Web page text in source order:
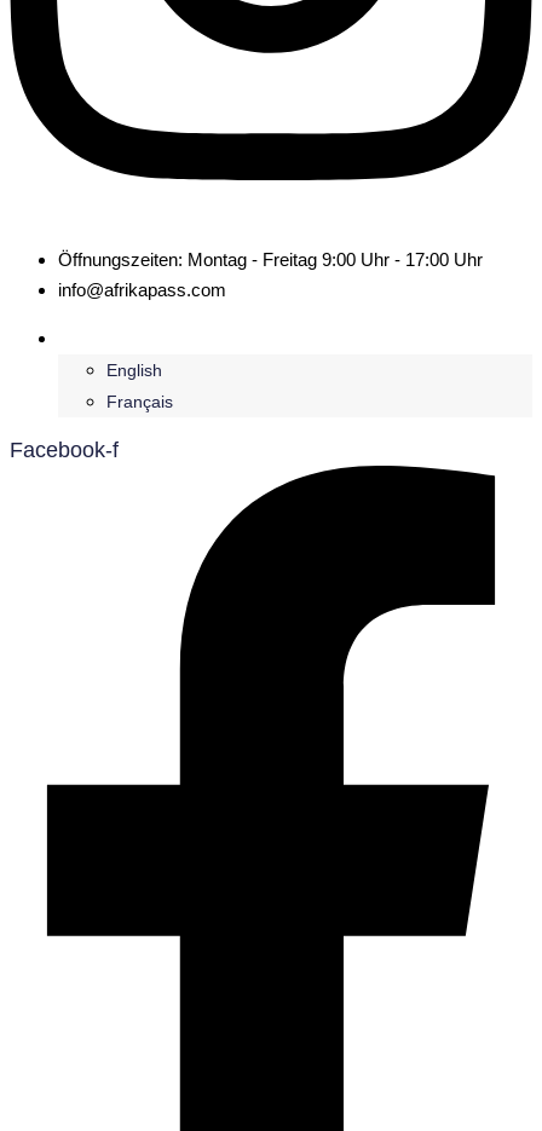
Öffnungszeiten: Montag - Freitag 9:00 Uhr - 17:00 Uhr
info@afrikapass.com
English
Français
Facebook-f